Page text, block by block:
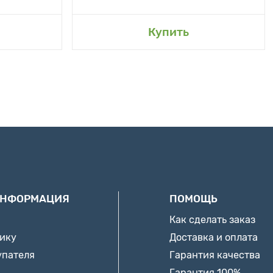
Купить
ПОМОЩЬ
Как сделать заказ
Доставка и оплата
Гарантия качества